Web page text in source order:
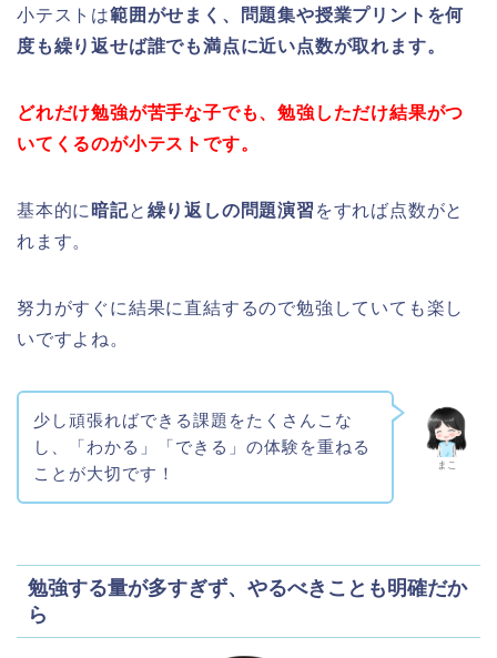
小テストは範囲がせまく、問題集や授業プリントを何
度も繰り返せば誰でも満点に近い点数が取れます。
どれだけ勉強が苦手な子でも、勉強しただけ結果がつ
いてくるのが小テストです。
基本的に 暗記と 繰り返しの問題演習 をすれば点数がと
れます。
努力がすぐに結果に直結するので勉強していても楽し
いですよね。
まこ
少し頑張ればできる課題をたくさんこな
し、「わかる」「できる」の体験を重ねる
ことが大切です！
勉強する量が多すぎず、やるべきことも明確だか
ら